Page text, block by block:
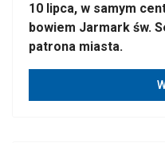
10 lipca, w samym
bowiem Jarmark św.
patrona miasta.